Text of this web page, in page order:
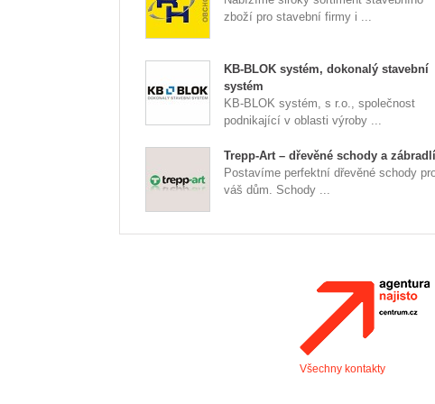
zboží pro stavební firmy i ...
KB-BLOK systém, dokonalý stavební
systém
KB-BLOK systém, s r.o., společnost
podnikající v oblasti výroby ...
Trepp-Art – dřevěné schody a zábradlí
Postavíme perfektní dřevěné schody
váš dům. Schody ...
Všechny kontakty